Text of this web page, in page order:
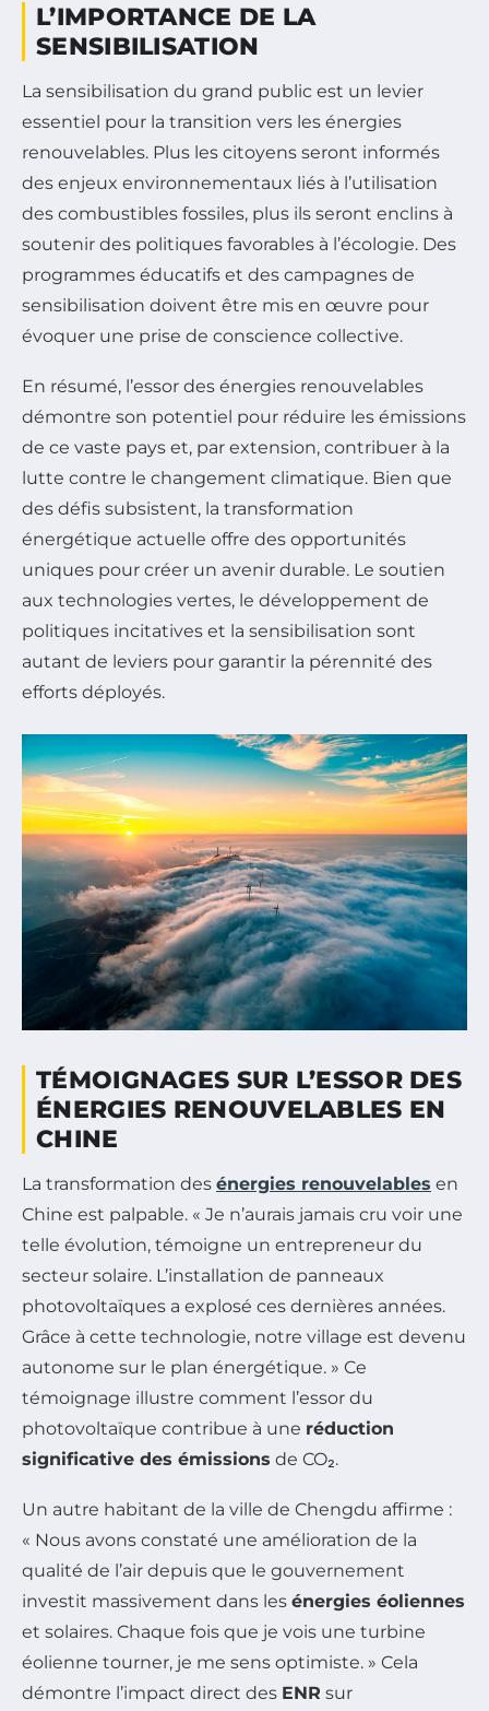
L’IMPORTANCE DE LA
SENSIBILISATION
La sensibilisation du grand public est un levier
essentiel pour la transition vers les énergies
renouvelables. Plus les citoyens seront informés
des enjeux environnementaux liés à l’utilisation
des combustibles fossiles, plus ils seront enclins à
soutenir des politiques favorables à l’écologie. Des
programmes éducatifs et des campagnes de
sensibilisation doivent être mis en œuvre pour
évoquer une prise de conscience collective.
En résumé, l’essor des énergies renouvelables
démontre son potentiel pour réduire les émissions
de ce vaste pays et, par extension, contribuer à la
lutte contre le changement climatique. Bien que
des défis subsistent, la transformation
énergétique actuelle offre des opportunités
uniques pour créer un avenir durable. Le soutien
aux technologies vertes, le développement de
politiques incitatives et la sensibilisation sont
autant de leviers pour garantir la pérennité des
efforts déployés.
TÉMOIGNAGES SUR L’ESSOR DES
ÉNERGIES RENOUVELABLES EN
CHINE
La transformation des énergies renouvelables en
Chine est palpable. « Je n’aurais jamais cru voir une
telle évolution, témoigne un entrepreneur du
secteur solaire. L’installation de panneaux
photovoltaïques a explosé ces dernières années.
Grâce à cette technologie, notre village est devenu
autonome sur le plan énergétique. » Ce
témoignage illustre comment l’essor du
photovoltaïque contribue à une réduction
significative des émissions de CO₂.
Un autre habitant de la ville de Chengdu affirme :
« Nous avons constaté une amélioration de la
qualité de l’air depuis que le gouvernement
investit massivement dans les énergies éoliennes
et solaires. Chaque fois que je vois une turbine
éolienne tourner, je me sens optimiste. » Cela
démontre l’impact direct des ENR sur